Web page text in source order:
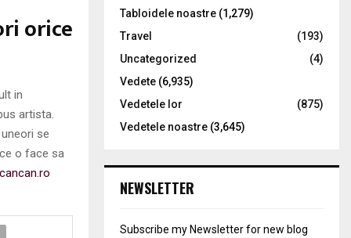
orice
in
artista.
se
o face sa
…cancan.ro
Tabloidele noastre (1,279)
Travel
(193)
Uncategorized
(4)
Vedete (6,935)
Vedetele lor
(875)
Vedetele noastre (3,645)
NEWSLETTER
Subscribe my Newsletter for new blog